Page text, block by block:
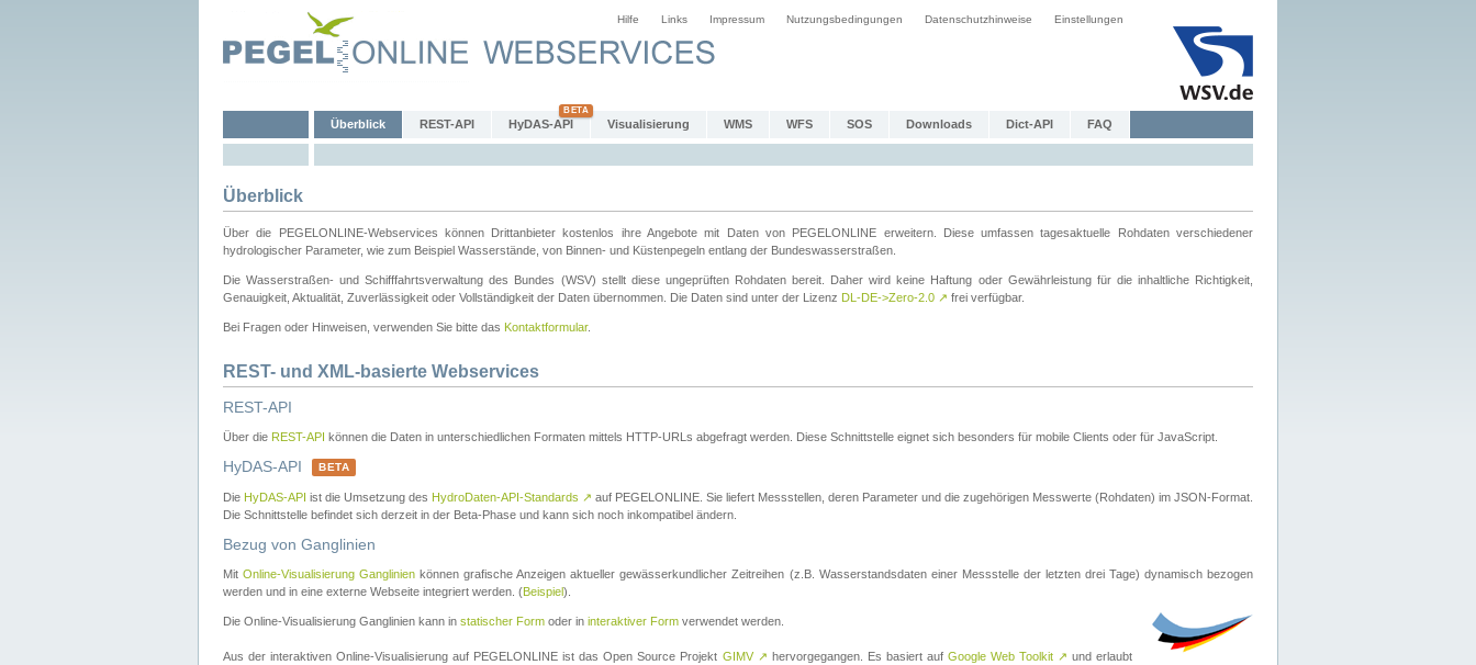
Hilfe Links Impressum Nutzungsbedingungen Datenschutzhinweise Einstellungen
Überblick REST-API HyDAS-API Visualisierung WMS WFS SOS Downloads Dict-API FAQ
Überblick
Über die PEGELONLINE-Webservices können Drittanbieter kostenlos ihre Angebote mit Daten von PEGELONLINE erweitern. Diese umfassen tagesaktuelle Rohdaten verschiedener
hydrologischer Parameter, wie zum Beispiel Wasserstände, von Binnen- und Küstenpegeln entlang der Bundeswasserstraßen.
Die Wasserstraßen- und Schifffahrtsverwaltung des Bundes (WSV) stellt diese ungeprüften Rohdaten bereit. Daher wird keine Haftung oder Gewährleistung für die inhaltliche Richtigkeit,
Genauigkeit, Aktualität, Zuverlässigkeit oder Vollständigkeit der Daten übernommen. Die Daten sind unter der Lizenz DL-DE->Zero-2.0 ↗ frei verfügbar.
Bei Fragen oder Hinweisen, verwenden Sie bitte das Kontaktformular.
REST- und XML-basierte Webservices
REST-API
Über die REST-API können die Daten in unterschiedlichen Formaten mittels HTTP-URLs abgefragt werden. Diese Schnittstelle eignet sich besonders für mobile Clients oder für JavaScript.
HyDAS-API BETA
Die HyDAS-API ist die Umsetzung des HydroDaten-API-Standards ↗ auf PEGELONLINE. Sie liefert Messstellen, deren Parameter und die zugehörigen Messwerte (Rohdaten) im JSON-Format.
Die Schnittstelle befindet sich derzeit in der Beta-Phase und kann sich noch inkompatibel ändern.
Bezug von Ganglinien
MitOnline-Visualisierung Ganglinien können grafische Anzeigen aktueller gewässerkundlicher Zeitreihen (z.B. Wasserstandsdaten einer Messstelle der letzten drei Tage) dynamisch bezogen
werden und in eine externe Webseite integriert werden. (Beispiel).
Die Online-Visualisierung Ganglinien kann in statischer Form oder in interaktiver Form verwendet werden.
Aus der interaktiven Online-Visualisierung auf PEGELONLINE ist das Open Source Projekt GIMV ↗ hervorgegangen. Es basiert auf Google Web Toolkit ↗ und erlaubt